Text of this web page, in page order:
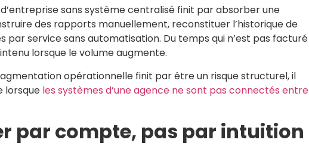
sans système centralisé finit par absorber une
des rapports manuellement, reconstituer l’historique de
service sans automatisation. Du temps qui n’est pas facturé
lorsque le volume augmente.
opérationnelle finit par être un risque structurel, il
lorsque les systèmes d’une agence ne sont pas connectés entre
par compte, pas par intuition